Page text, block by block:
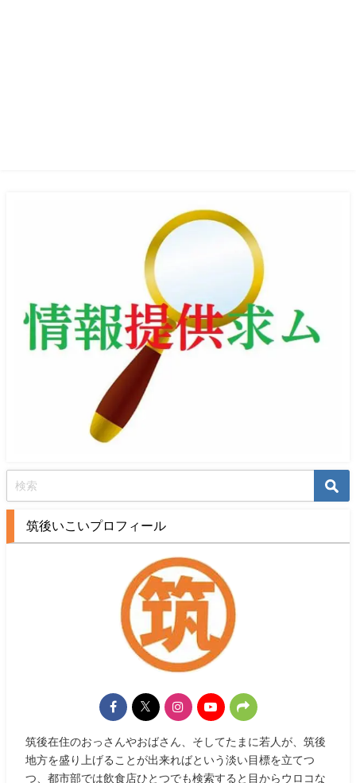
筑後いこいプロフィール
筑後在住のおっさんやおばさん、そしてたまに若人が、筑後
地方を盛り上げることが出来ればという淡い目標を立てつ
つ、都市部では飲食店ひとつでも検索すると目からウロコな